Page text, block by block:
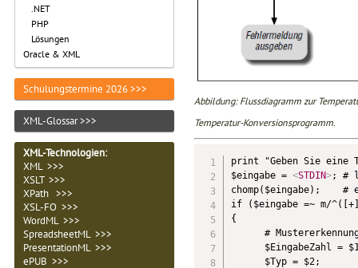
.NET
PHP
Lösungen
Oracle & XML
Schulungstermine 2026 >>>
XML-Glossar >>>
XML-Technologien:
XML >>>
XSLT >>>
XPath >>>
XSL-FO >>>
WordML >>>
SpreadsheetML >>>
PresentationML >>>
ePUB >>>
Abbildung: Flussdiagramm zur
Temperatur-Konversionsprogramm.
print "Geben Sie eine
$eingabe = <STDIN>; #
chomp($eingabe);    #
if ($eingabe =~ m/
{
#
$EingabeZahl =
$Typ = $2;